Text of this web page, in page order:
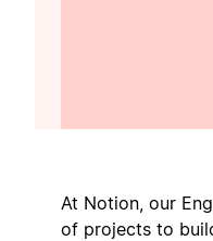
At Notion, our
of projects to